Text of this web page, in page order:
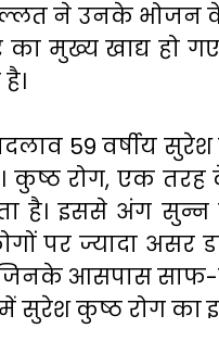
ने उनके भोजन
का मुख्य खाद्य
59 वर्षीय
कुष्ठ रोग, एक
है। इससे अंग
पर ज्यादा असर
आसपास साफ-
सुरेश कुष्ठ रोग का